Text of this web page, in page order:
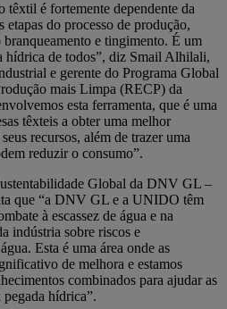
têxtil é fortemente dependente da
etapas do processo de produção,
branqueamento e tingimento. É um
hídrica de todos”, diz Smail Alhilali,
e gerente do Programa Global
mais Limpa (RECP) da
esta ferramenta, que é uma
têxteis a obter uma melhor
recursos, além de trazer uma
reduzir o consumo”.
Global da DNV GL –
que “a DNV GL e a UNIDO têm
à escassez de água e na
indústria sobre riscos e
Esta é uma área onde as
de melhora e estamos
combinados para ajudar as
hídrica”.